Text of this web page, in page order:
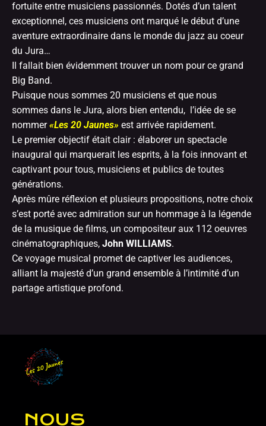
fortuite entre musiciens passionnés. Dotés d’un talent
exceptionnel, ces musiciens ont marqué le début d’une
aventure extraordinaire dans le monde du jazz au coeur
du Jura…
Il fallait bien évidemment trouver un nom pour ce grand
Big Band.
Puisque nous sommes 20 musiciens et que nous
sommes dans le Jura, alors bien entendu, l’idée de se
nommer«Les 20 Jaunes» est arrivée rapidement.
Le premier objectif était clair : élaborer un spectacle
inaugural qui marquerait les esprits, à la fois innovant et
captivant pour tous, musiciens et publics de toutes
générations.
Après mûre réflexion et plusieurs propositions, notre choix
s’est porté avec admiration sur un hommage à la légende
de la musique de films, un compositeur aux 112 oeuvres
cinématographiques, John WILLIAMS.
Ce voyage musical promet de captiver les audiences,
alliant la majesté d’un grand ensemble à l’intimité d’un
partage artistique profond.
NOUS